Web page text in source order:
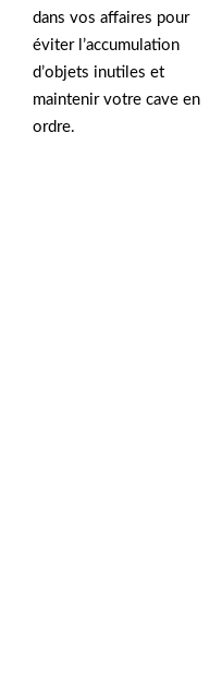
dans vos affaires pour
éviter l’accumulation
d’objets inutiles et
maintenir votre cave en
ordre.